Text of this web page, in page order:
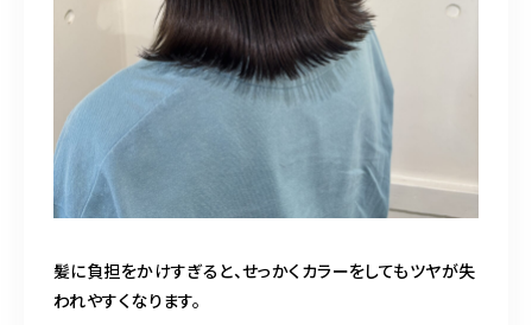
髪に負担をかけすぎると、せっかくカラーをしてもツヤが失
われやすくなります。